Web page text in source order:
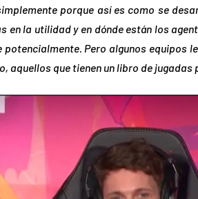
porque así es como se
en la utilidad y en dónde están los
potencialmente. Pero algunos equipos
aquellos que tienen un libro de jugadas